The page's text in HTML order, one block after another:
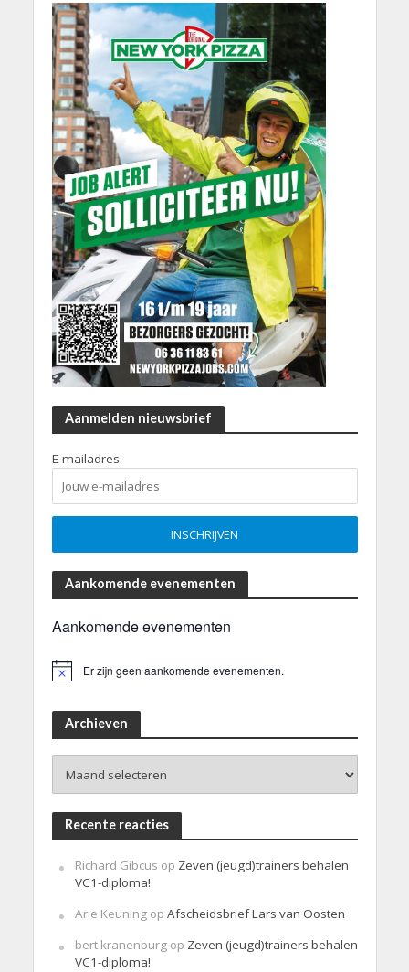
Aanmelden nieuwsbrief
E-mailadres:
Aankomende evenementen
Aankomende evenementen
Er zijn geen aankomende evenementen.
Archieven
Recente reacties
Richard Gibcus op Zeven (jeugd)trainers behalen
VC1-diploma!
Arie Keuningop Afscheidsbrief Lars van Oosten
bert kranenburgop Zeven (jeugd)trainers behalen
VC1-diploma!